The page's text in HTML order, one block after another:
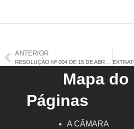
ANTERIOR
Mapa do
Páginas
A CÂMARA